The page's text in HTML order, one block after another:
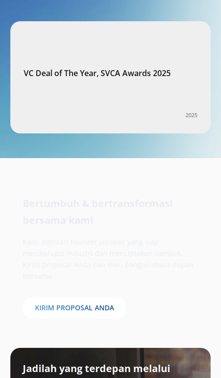
VC Deal of The Year, SVCA Awards 2025
2025
KIRIM PROPOSAL ANDA
Jadilah yang terdepan melalui